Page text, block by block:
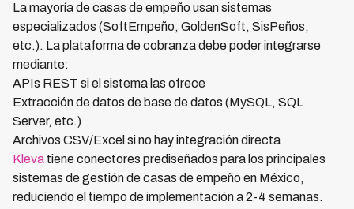
La mayoría de casas de empeño usan sistemas
especializados (SoftEmpeño, GoldenSoft, SisPeños,
etc.). La plataforma de cobranza debe poder integrarse
mediante:
APIs REST si el sistema las ofrece
Extracción de datos de base de datos (MySQL, SQL
Server, etc.)
Archivos CSV/Excel si no hay integración directa
Kleva tiene conectores prediseñados para los principales
sistemas de gestión de casas de empeño en México,
reduciendo el tiempo de implementación a 2-4 semanas.